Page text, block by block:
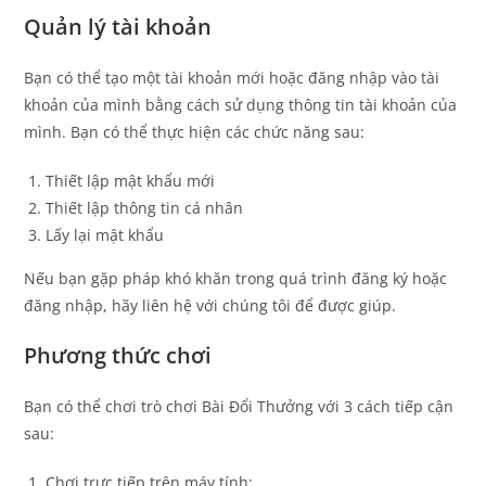
Quản lý tài khoản
Bạn có thể tạo một tài khoản mới hoặc đăng nhập vào tài
khoản của mình bằng cách sử dụng thông tin tài khoản của
mình. Bạn có thể thực hiện các chức năng sau:
Thiết lập mật khẩu mới
Thiết lập thông tin cá nhân
Lấy lại mật khẩu
Nếu bạn gặp pháp khó khăn trong quá trình đăng ký hoặc
đăng nhập, hãy liên hệ với chúng tôi để được giúp.
Phương thức chơi
Bạn có thể chơi trò chơi Bài Đổi Thưởng với 3 cách tiếp cận
sau:
Chơi trực tiếp trên máy tính: